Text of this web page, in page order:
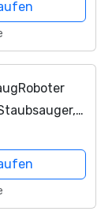
Wrap